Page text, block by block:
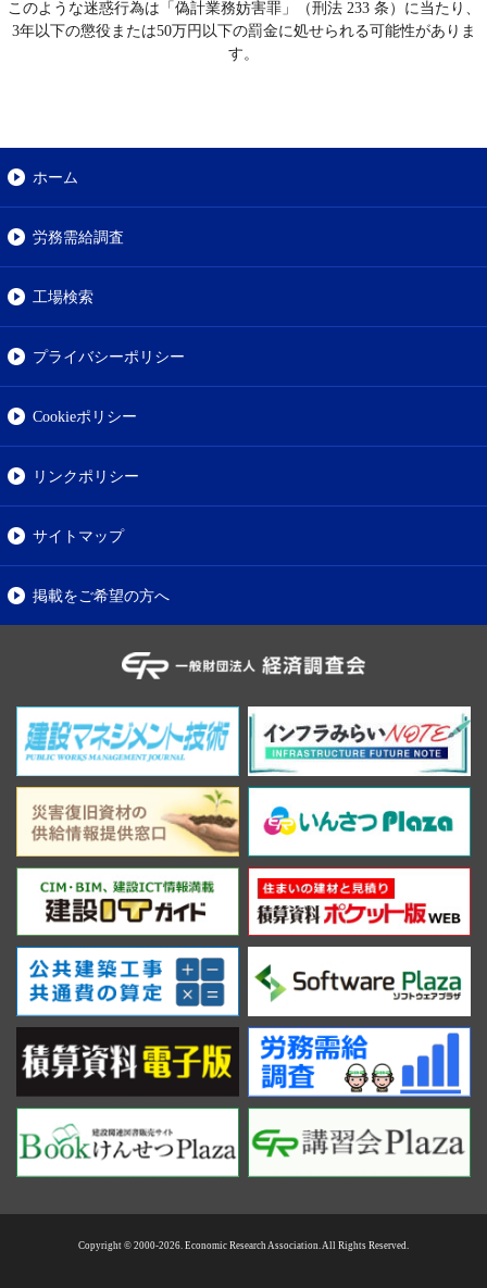
このような迷惑行為は「偽計業務妨害罪」（刑法 233 条）に当たり、
3年以下の懲役または50万円以下の罰金に処せられる可能性がありま
す。
ホーム
労務需給調査
工場検索
プライバシーポリシー
Cookieポリシー
リンクポリシー
サイトマップ
掲載をご希望の方へ
Copyright © 2000-2026. Economic Research Association. All Rights Reserved.